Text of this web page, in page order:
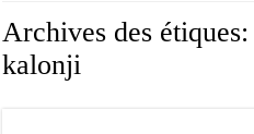
Archives des étiques:
kalonji